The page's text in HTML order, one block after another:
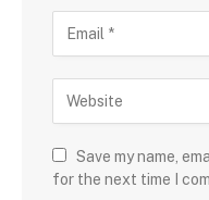
Save my name,
for the next time I